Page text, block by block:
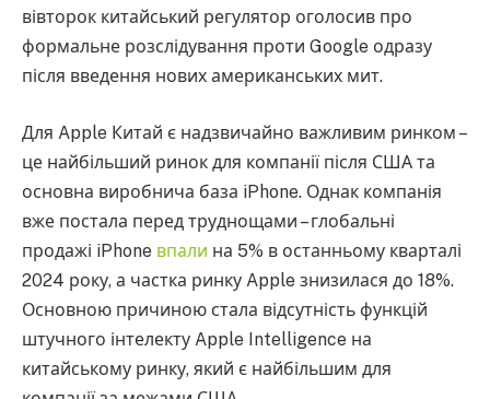
вівторок китайський регулятор оголосив про
формальне розслідування проти Google одразу
після введення нових американських мит.
Для Apple Китай є надзвичайно важливим ринком –
це найбільший ринок для компанії після США та
основна виробнича база iPhone. Однак компанія
вже постала перед труднощами – глобальні
продажі iPhone впали на 5% в останньому кварталі
2024 року, а частка ринку Apple знизилася до 18%.
Основною причиною стала відсутність функцій
штучного інтелекту Apple Intelligence на
китайському ринку, який є найбільшим для